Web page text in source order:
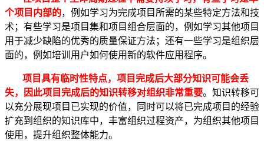
个项目内部的，例如学习为完成项目所需的某些特定方法和技
术；有些学习是项目集和项目组合层面的，例如学习其他项目
用于减少缺陷的优秀的质量保证方法；还有一些学习是组织层
面的，例如培训用户如何使用新的软件应用程序。
项目具有临时性特点，项目完成后大部分知识可能会丢
失，因此项目完成后的知识转移对组织非常重要。知识转移可
以充分展现项目已实现的价值，同时可以将已完成项目的经验
扩充到组织的知识库中，丰富组织过程资产，为组织其他项目
使用，提升组织整体能力。